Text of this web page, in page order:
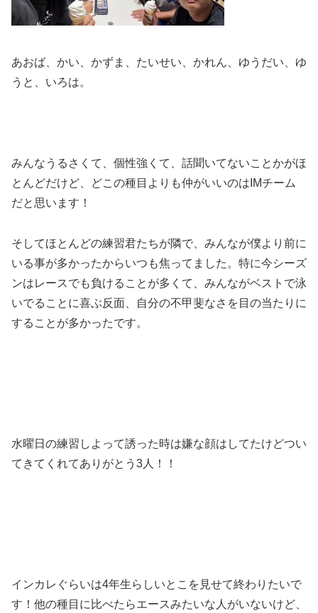
あおば、かい、かずま、たいせい、かれん、ゆうだい、ゆ
うと、いろは。
みんなうるさくて、個性強くて、話聞いてないことかがほ
とんどだけど、どこの種目よりも仲がいいのはIMチーム
だと思います！
そしてほとんどの練習君たちが隣で、みんなが僕より前に
いる事が多かったからいつも焦ってました。特に今シーズ
ンはレースでも負けることが多くて、みんながベストで泳
いでることに喜ぶ反面、自分の不甲斐なさを目の当たりに
することが多かったです。
水曜日の練習しよって誘った時は嫌な顔はしてたけどつい
てきてくれてありがとう3人！！
インカレぐらいは4年生らしいとこを見せて終わりたいで
す！他の種目に比べたらエースみたいな人がいないけど、